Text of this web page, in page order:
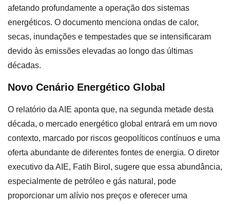
afetando profundamente a operação dos sistemas
energéticos. O documento menciona ondas de calor,
secas, inundações e tempestades que se intensificaram
devido às emissões elevadas ao longo das últimas
décadas.
Novo Cenário Energético Global
O relatório da AIE aponta que, na segunda metade desta
década, o mercado energético global entrará em um novo
contexto, marcado por riscos geopolíticos contínuos e uma
oferta abundante de diferentes fontes de energia. O diretor
executivo da AIE, Fatih Birol, sugere que essa abundância,
especialmente de petróleo e gás natural, pode
proporcionar um alívio nos preços e oferecer uma